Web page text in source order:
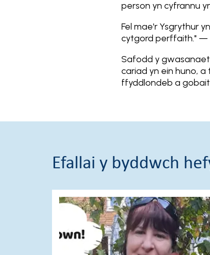
person yn cyfrannu
Fel mae'r Ysgrythur
cytgord perffaith." —
Safodd y
cariad yn ein huno,
ffyddlondeb a
Efallai y byddwch